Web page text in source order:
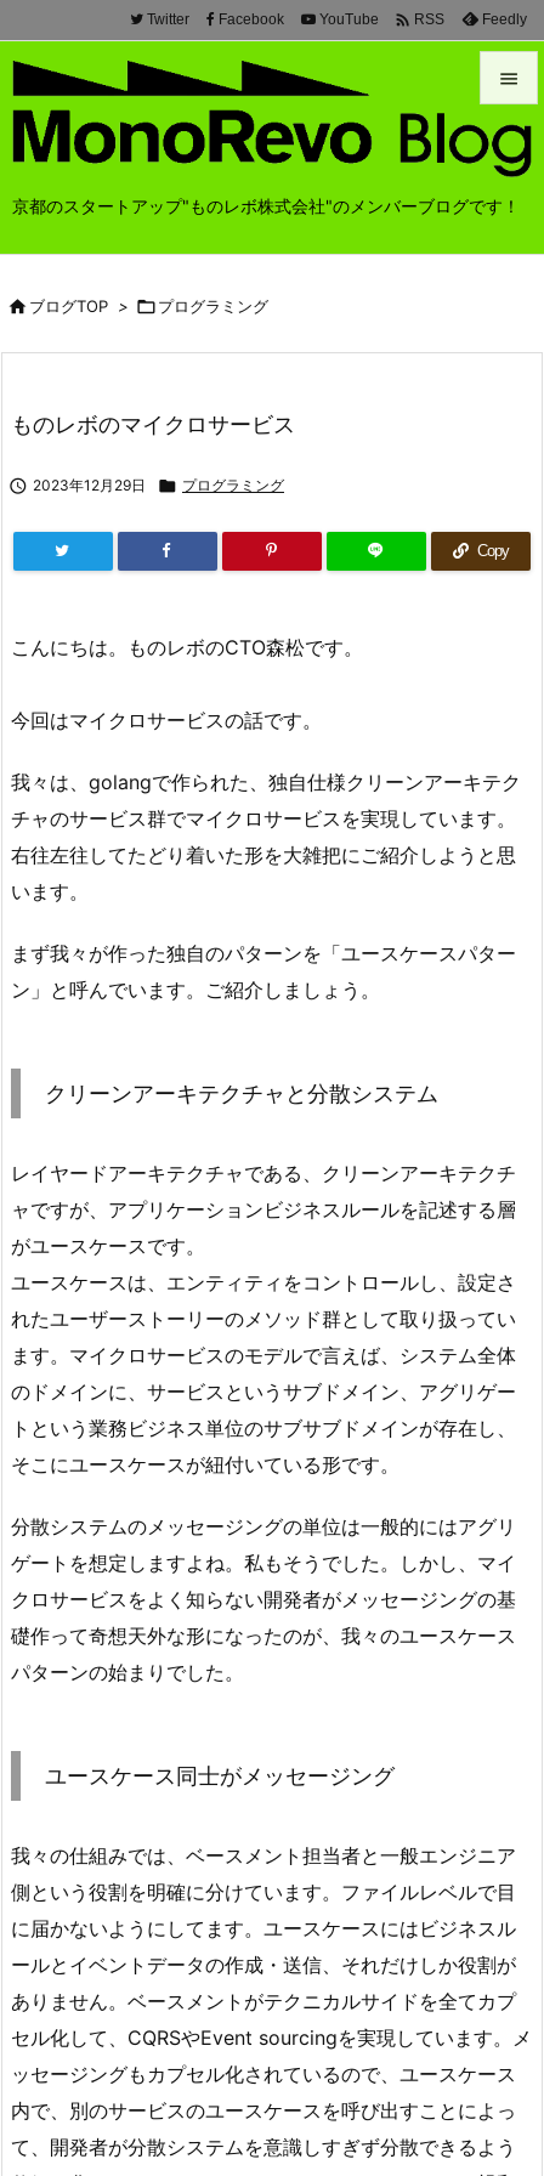
京都のスタートアップ"ものレボ株式会社"のメンバーブログです！


メニュ
前へ

Twitter Facebook YouTube  RSS Feedly
ブログTOP > プログラミング
ものレボのマイクロサービス
 2023年12月29日  プログラミング
Copy
こんにちは。ものレボのCTO森松です。
今回はマイクロサービスの話です。
我々は、golangで作られた、独自仕様クリーンアーキテク
チャのサービス群でマイクロサービスを実現しています。
右往左往してたどり着いた形を大雑把にご紹介しようと思
います。
まず我々が作った独自のパターンを「ユースケースパター
ン」と呼んでいます。ご紹介しましょう。
クリーンアーキテクチャと分散システム
レイヤードアーキテクチャである、クリーンアーキテクチ
ャですが、アプリケーションビジネスルールを記述する層
がユースケースです。
ユースケースは、エンティティをコントロールし、設定さ
れたユーザーストーリーのメソッド群として取り扱ってい
ます。マイクロサービスのモデルで言えば、システム全体
のドメインに、サービスというサブドメイン、アグリゲー
トという業務ビジネス単位のサブサブドメインが存在し、
そこにユースケースが紐付いている形です。
分散システムのメッセージングの単位は一般的にはアグリ
ゲートを想定しますよね。私もそうでした。しかし、マイ
クロサービスをよく知らない開発者がメッセージングの基
礎作って奇想天外な形になったのが、我々のユースケース
パターンの始まりでした。
ユースケース同士がメッセージング
我々の仕組みでは、ベースメント担当者と一般エンジニア
側という役割を明確に分けています。ファイルレベルで目
に届かないようにしてます。ユースケースにはビジネスル
ールとイベントデータの作成・送信、それだけしか役割が
ありません。ベースメントがテクニカルサイドを全てカプ
セル化して、CQRSやEvent sourcingを実現しています。メ
ッセージングもカプセル化されているので、ユースケース
内で、別のサービスのユースケースを呼び出すことによっ
て、開発者が分散システムを意識しすぎず分散できるよう